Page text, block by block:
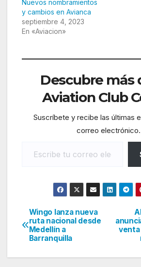
Nuevos nombramientos
y cambios en Avianca
septiembre 4, 2023
En «Aviacion»
Descubre más
Aviation Club
Suscríbete y recibe las últimas
correo electrónico.
Navegación
de
entradas
venta
Wingo lanza nueva
ruta nacional desde
Medellín a
Barranquilla